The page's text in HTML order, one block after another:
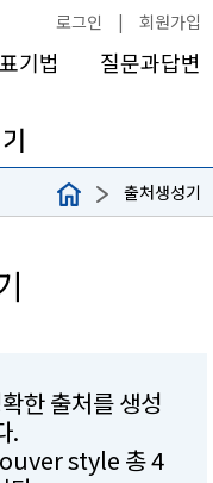
로그인 | 회원가입
기법 질문과답변
출처생성기
한 출처를 생성
.
style 총 4